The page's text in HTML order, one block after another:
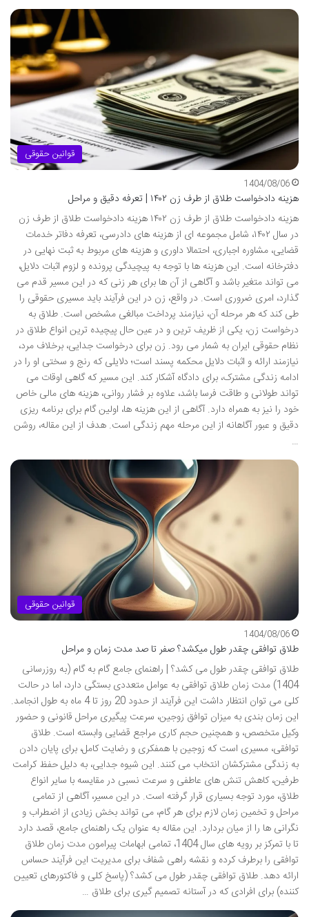
قوانین حقوقی
1404/08/06
هزینه دادخواست طلاق از طرف زن ۱۴۰۲ | تعرفه دقیق و مراحل
هزینه دادخواست طلاق از طرف زن ۱۴۰۲ هزینه دادخواست طلاق از طرف زن
در سال ۱۴۰۲، شامل مجموعه ای از هزینه های دادرسی، تعرفه دفاتر خدمات
قضایی، مشاوره اجباری، احتمالا داوری و هزینه های مربوط به ثبت نهایی در
دفترخانه است. این هزینه ها با توجه به پیچیدگی پرونده و لزوم اثبات دلایل،
می تواند متغیر باشد و آگاهی از آن ها برای هر زنی که در این مسیر قدم می
گذارد، امری ضروری است. در واقع، زن در این فرآیند باید مسیری حقوقی را
طی کند که هر مرحله آن، نیازمند پرداخت مبالغی مشخص است. طلاق به
درخواست زن، یکی از ظریف ترین و در عین حال پیچیده ترین انواع طلاق در
نظام حقوقی ایران به شمار می رود. زن برای درخواست جدایی، برخلاف مرد،
نیازمند ارائه و اثبات دلایل محکمه پسند است؛ دلایلی که رنج و سختی او را در
ادامه زندگی مشترک، برای دادگاه آشکار کند. این مسیر که گاهی اوقات می
تواند طولانی و طاقت فرسا باشد، علاوه بر فشار روانی، هزینه های مالی خاص
خود را نیز به همراه دارد. آگاهی از این هزینه ها، اولین گام برای برنامه ریزی
دقیق و عبور آگاهانه از این مرحله مهم زندگی است. هدف از این مقاله، روشن
…
قوانین حقوقی
1404/08/06
طلاق توافقی چقدر طول میکشد؟ صفر تا صد مدت زمان و مراحل
طلاق توافقی چقدر طول می کشد؟ | راهنمای جامع گام به گام (به روزرسانی
1404) مدت زمان طلاق توافقی به عوامل متعددی بستگی دارد، اما در حالت
کلی می توان انتظار داشت این فرآیند از حدود 20 روز تا 4 ماه به طول انجامد.
این زمان بندی به میزان توافق زوجین، سرعت پیگیری مراحل قانونی و حضور
وکیل متخصص، و همچنین حجم کاری مراجع قضایی وابسته است. طلاق
توافقی، مسیری است که زوجین با همفکری و رضایت کامل، برای پایان دادن
به زندگی مشترکشان انتخاب می کنند. این شیوه جدایی، به دلیل حفظ کرامت
طرفین، کاهش تنش های عاطفی و سرعت نسبی در مقایسه با سایر انواع
طلاق، مورد توجه بسیاری قرار گرفته است. در این مسیر، آگاهی از تمامی
مراحل و تخمین زمان لازم برای هر گام، می تواند بخش زیادی از اضطراب و
نگرانی ها را از میان بردارد. این مقاله به عنوان یک راهنمای جامع، قصد دارد
تا با تمرکز بر رویه های سال 1404، تمامی ابهامات پیرامون مدت زمان طلاق
توافقی را برطرف کرده و نقشه راهی شفاف برای مدیریت این فرآیند حساس
ارائه دهد. طلاق توافقی چقدر طول می کشد؟ (پاسخ کلی و فاکتورهای تعیین
کننده) برای افرادی که در آستانه تصمیم گیری برای طلاق …